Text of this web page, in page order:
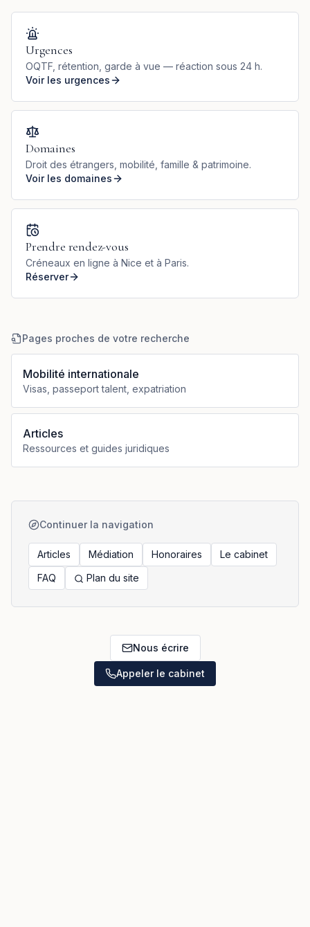
Urgences
OQTF, rétention, garde à vue — réaction sous 24 h.
Voir les urgences
Domaines
Droit des étrangers, mobilité, famille & patrimoine.
Voir les domaines
Prendre rendez-vous
Créneaux en ligne à Nice et à Paris.
Réserver
Pages proches de votre recherche
Mobilité internationale
Visas, passeport talent, expatriation
Articles
Ressources et guides juridiques
Continuer la navigation
Articles Médiation Honoraires
Le cabinet
FAQ
Plan du site
Nous écrire
Appeler le cabinet